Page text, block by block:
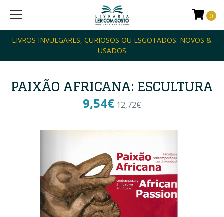
LIVROS INVULGARES, CURIOSOS OU ESGOTADOS: NOVOS &
USADOS
0
PAIXÃO AFRICANA: ESCULTURA
9,54€12,72€